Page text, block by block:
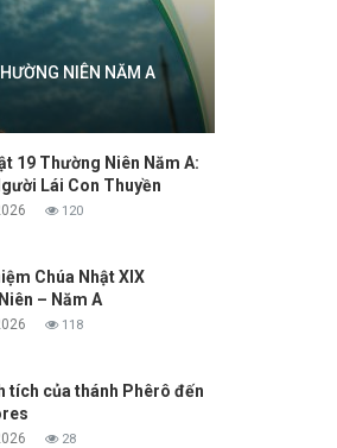
NIÊN NĂM A
19 Thường Niên Năm A:
Lái Con Thuyền
120
Chúa Nhật XIX
– Năm A
118
tích của thánh Phêrô đến
28